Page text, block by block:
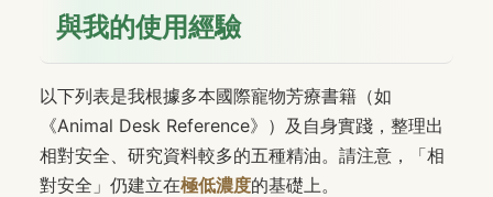
與我的使用經驗
以下列表是我根據多本國際寵物芳療書籍（如
《Animal Desk Reference》）及自身實踐，整理出
相對安全、研究資料較多的五種精油。請注意，「相
對安全」仍建立在極低濃度的基礎上。